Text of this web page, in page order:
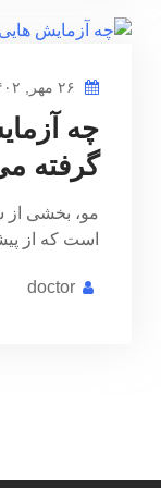
چه
گرفته
مو، بخشی از
است که از
doctor